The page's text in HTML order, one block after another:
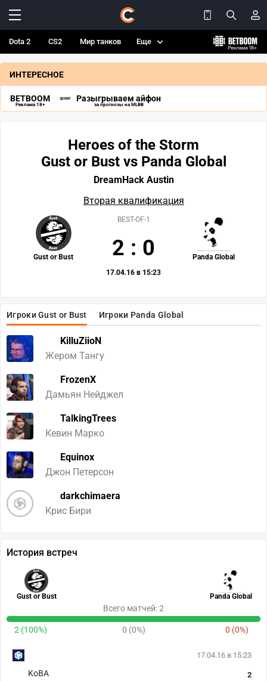
Dota 2 CS2 Мир танков Еще
ИНТЕРЕСНОЕ
BETBOOM
Реклама 18+
Разыгрываем айфон
за прогнозы на MLBB
Игроки Gust or Bust Игроки Panda Global
KilluZiioN
Жером Тангу
FrozenX
Дамьян Нейджел
TalkingTrees
Кевин Марко
Equinox
Джон Петерсон
darkchimaera
Крис Бири
Heroes of the Storm
Gust or Bust vs Panda Global
DreamHack Austin
Вторая квалификация
Gust or Bust Panda Global
BEST-OF-1
2 : 0
17.04.16 в 15:23
История встреч
Gust or Bust Panda Global
Всего матчей: 2
2 (100%) 0 (0%) 0 (0%)
17.04.16 в 15:23
KoBA
2